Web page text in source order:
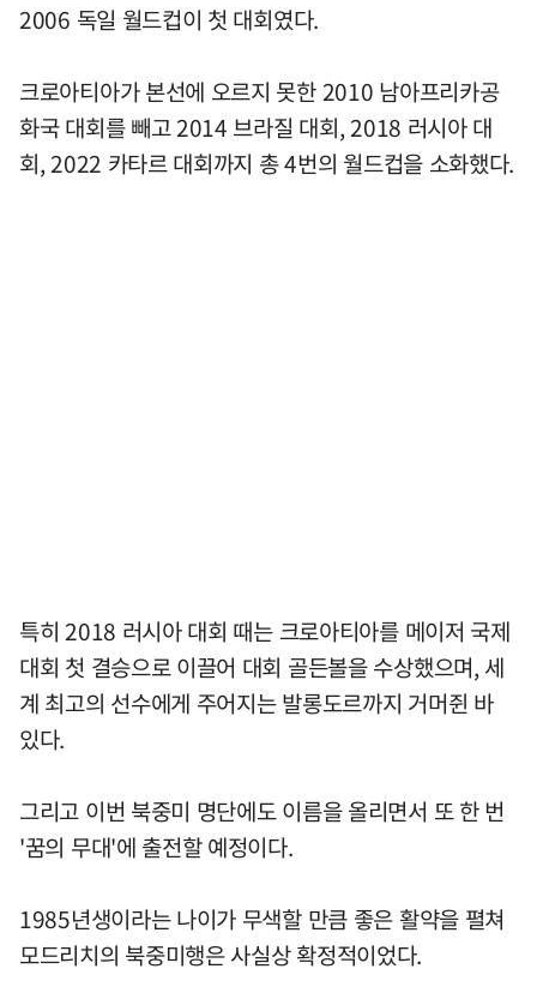
2006 독일 월드컵이 첫 대회였다.
크로아티아가 본선에 오르지 못한 2010 남아프리카공
화국 대회를 빼고 2014 브라질 대회, 2018 러시아 대
회, 2022 카타르 대회까지 총 4번의 월드컵을 소화했다.
특히 2018 러시아 대회 때는 크로아티아를 메이저 국제
대회 첫 결승으로 이끌어 대회 골든볼을 수상했으며, 세
계 최고의 선수에게 주어지는 발롱도르까지 거머쥔 바
있다.
그리고 이번 북중미 명단에도 이름을 올리면서 또 한 번
'꿈의 무대'에 출전할 예정이다.
1985년생이라는 나이가 무색할 만큼 좋은 활약을 펼쳐
모드리치의 북중미행은 사실상 확정적이었다.